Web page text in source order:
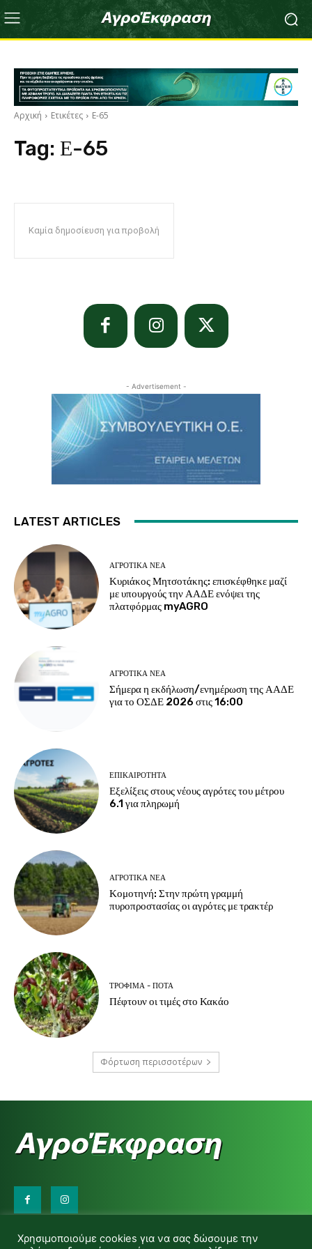
Αρχική Ετικέτες Ε-65
Tag: Ε-65
Καμία δημοσίευση για προβολή
- Advertisement -
LATEST ARTICLES
ΑΓΡΟΤΙΚΆ ΝΈΑ
Κυριάκος Μητσοτάκης: επισκέφθηκε μαζί
με υπουργούς την ΑΑΔΕ ενόψει της
πλατφόρμας myAGRO
ΑΓΡΟΤΙΚΆ ΝΈΑ
Σήμερα η εκδήλωση/ενημέρωση της ΑΑΔΕ
για το ΟΣΔΕ 2026 στις 16:00
ΕΠΙΚΑΙΡΌΤΗΤΑ
Εξελίξεις στους νέους αγρότες του μέτρου
6.1 για πληρωμή
ΑΓΡΟΤΙΚΆ ΝΈΑ
Κομοτηνή: Στην πρώτη γραμμή
πυροπροστασίας οι αγρότες με τρακτέρ
ΤΡΌΦΙΜΑ - ΠΟΤΆ
Πέφτουν οι τιμές στο Κακάο
Φόρτωση περισσοτέρων
d.makas@yahoo.gr
Χρησιμοποιούμε cookies για να σας δώσουμε την